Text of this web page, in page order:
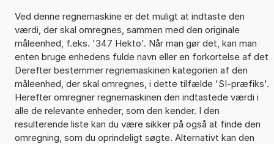
Ved denne regnemaskine er det muligt at indtaste den
værdi, der skal omregnes, sammen med den originale
måleenhed, f.eks. '347 Hekto'. Når man gør det, kan man
enten bruge enhedens fulde navn eller en forkortelse af det
Derefter bestemmer regnemaskinen kategorien af den
måleenhed, der skal omregnes, i dette tilfælde 'SI-præfiks'.
Herefter omregner regnemaskinen den indtastede værdi i
alle de relevante enheder, som den kender. I den
resulterende liste kan du være sikker på også at finde den
omregning, som du oprindeligt søgte. Alternativt kan den